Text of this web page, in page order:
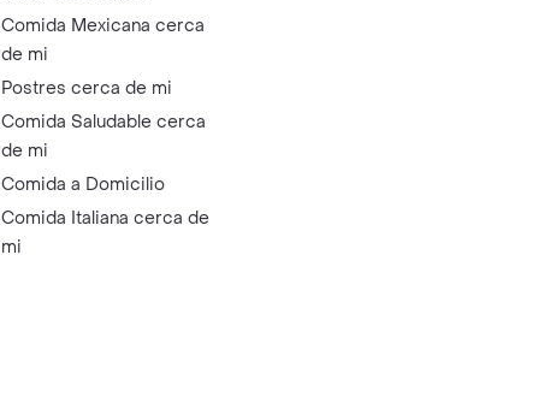
Comida Mexicana cerca
de mi
Postres cerca de mi
Comida Saludable cerca
de mi
Comida a Domicilio
Comida Italiana cerca de
mi